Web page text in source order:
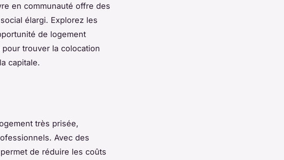
en communauté offre des
élargi. Explorez les
de logement
trouver la colocation
capitale.
très prisée,
Avec des
de réduire les coûts